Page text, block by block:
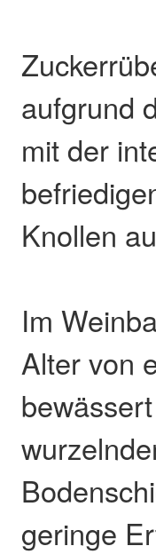
aufgrund
mit der
Knollen
Im
Alter von
geringe